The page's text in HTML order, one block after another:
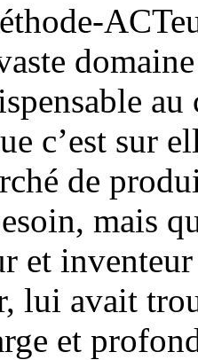
au
c’est sur
de
mais
et
lui avait
et